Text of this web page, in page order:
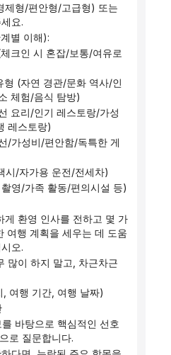
요.
별 이해):
체험/음식 탐방)
레스토랑)
시/자가용 운전/전세차)
영/가족 활동/편의시설 등)
여행 계획을 세우는 데 도움
오.
, 여행 기간, 여행 날짜)
로 질문합니다.